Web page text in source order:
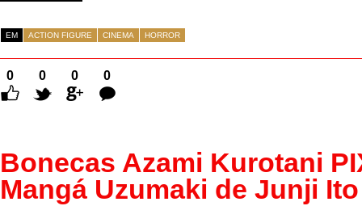
EM ACTION FIGURE CINEMA HORROR
0 0 0
0
Comentários
Bonecas Azami Kurotani
Mangá Uzumaki de Junji Ito